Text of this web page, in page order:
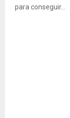
para conseguir...